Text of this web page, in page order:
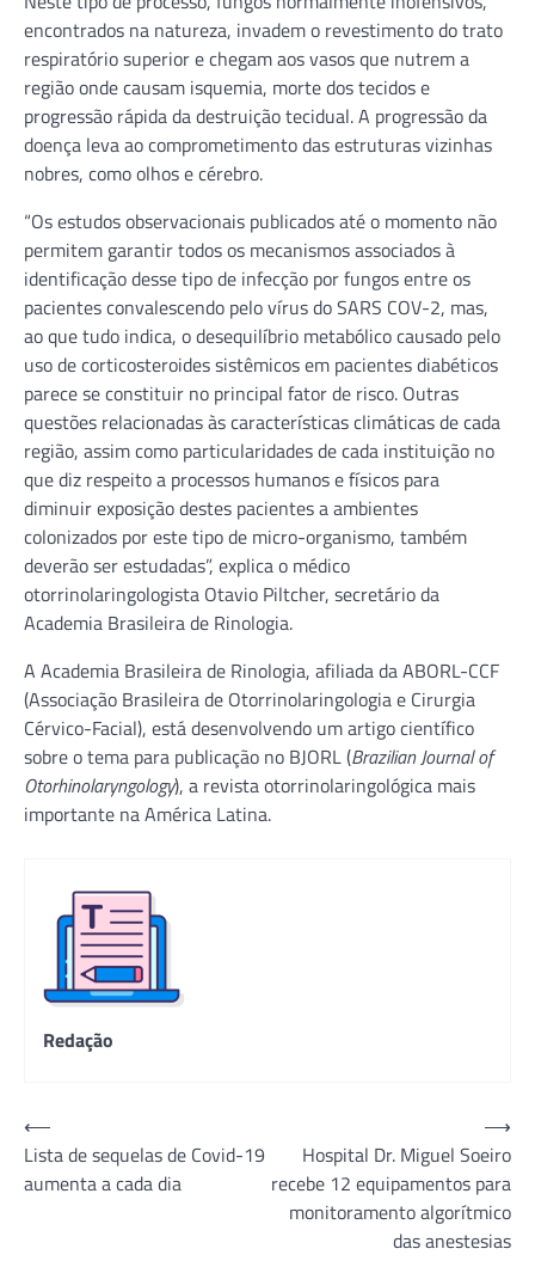
encontrados na natureza, invadem o revestimento do trato
respiratório superior e chegam aos vasos que nutrem a
região onde causam isquemia, morte dos tecidos e
progressão rápida da destruição tecidual. A progressão da
doença leva ao comprometimento das estruturas vizinhas
nobres, como olhos e cérebro.
“Os estudos observacionais publicados até o momento não
permitem garantir todos os mecanismos associados à
identificação desse tipo de infecção por fungos entre os
pacientes convalescendo pelo vírus do SARS COV-2, mas,
ao que tudo indica, o desequilíbrio metabólico causado pelo
uso de corticosteroides sistêmicos em pacientes diabéticos
parece se constituir no principal fator de risco. Outras
questões relacionadas às características climáticas de cada
região, assim como particularidades de cada instituição no
que diz respeito a processos humanos e físicos para
diminuir exposição destes pacientes a ambientes
colonizados por este tipo de micro-organismo, também
deverão ser estudadas”, explica o médico
otorrinolaringologista Otavio Piltcher, secretário da
Academia Brasileira de Rinologia.
A Academia Brasileira de Rinologia, afiliada da ABORL-CCF
(Associação Brasileira de Otorrinolaringologia e Cirurgia
Cérvico-Facial), está desenvolvendo um artigo científico
sobre o tema para publicação no BJORL (Brazilian Journal of
Otorhinolaryngology), a revista otorrinolaringológica mais
importante na América Latina.
Redação
Navegação
de
Post
⟵
Lista de sequelas de Covid-19
aumenta a cada dia
Hospital Dr. Miguel Soeiro
recebe 12 equipamentos para
monitoramento algorítmico
das anestesias
⟶